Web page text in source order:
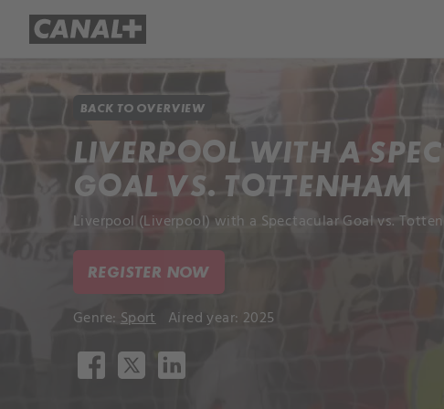
BACK TO OVERVIEW
LIVERPOOL WITH A
GOAL VS. TOTTENHAM
Liverpool (Liverpool) with a Spectacular Goal vs.
REGISTER NOW
Genre: Sport Aired year: 2025